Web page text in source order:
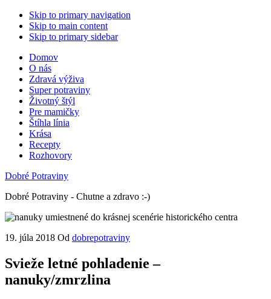
Skip to primary navigation
Skip to main content
Skip to primary sidebar
Domov
O nás
Zdravá výživa
Super potraviny
Životný štýl
Pre mamičky
Štíhla línia
Krása
Recepty
Rozhovory
Dobré Potraviny
Dobré Potraviny - Chutne a zdravo :-)
19. júla 2018 Od dobrepotraviny
Svieže letné pohladenie –
nanuky/zmrzlina